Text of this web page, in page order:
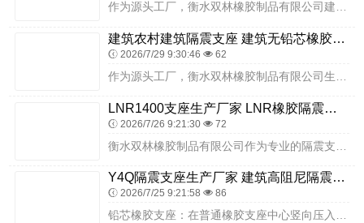
建筑农村建筑隔震支座 建筑无铅芯橡胶隔震支座 LRB1300铅芯支座源头工厂
2026/7/29 9:30:46 62
LNR1400支座生产厂家 LNR橡胶隔震支座D600生产厂家 建筑无铅芯橡胶隔震支座
2026/7/26 9:21:30 72
Y4Q隔震支座生产厂家 建筑高阻尼隔震支座JHDR600生产厂家 建筑楼梯抗震支座
2026/7/25 9:21:58 86
铅芯橡胶支座：在普通橡胶支座中心竖向压入铅芯。铅芯利用其塑性变形能力，提供优异的耗能（阻尼）作用，广泛应用于结构消能减震领域。在抗震与抗风设计中，它既能提供必要...